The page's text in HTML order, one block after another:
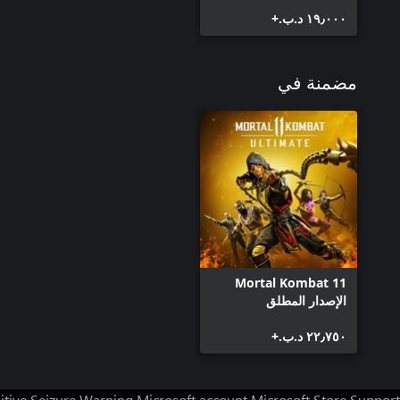
١٩٫٠٠٠ د.ب.‏+
مضمنة في
Mortal Kombat 11
الإصدار المطلق
٢٢٫٧٥٠ د.ب.‏+